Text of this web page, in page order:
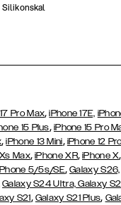
Silikonskal
Pro Max,iPhone 17E,
15 Plus, iPhone 15 Pro
,iPhone 13 Mini, iPhone 12
Max,iPhone XR,iPhone X,
5/5s/SE,Galaxy S26,
Galaxy S24 Ultra, Galaxy
S21, Galaxy S21 Plus,